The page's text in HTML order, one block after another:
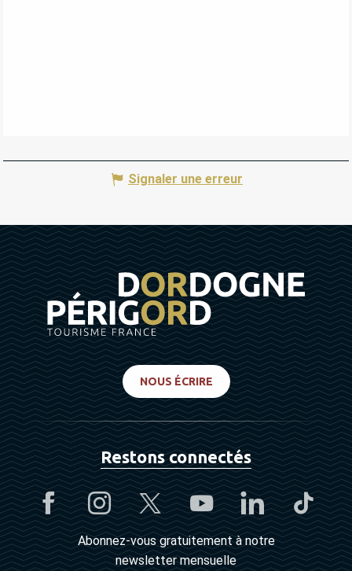
Signaler une erreur
NOUS ÉCRIRE
Restons connectés
Abonnez-vous gratuitement à notre
newsletter mensuelle